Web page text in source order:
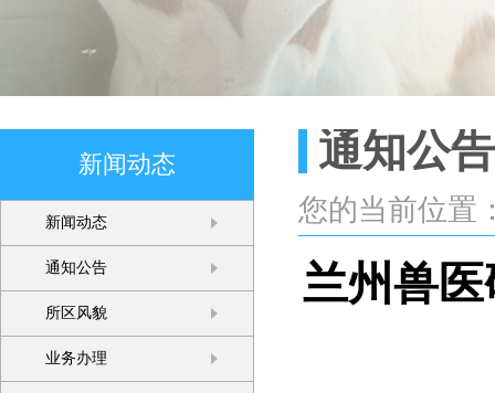
新闻动态
新闻动态
通知公告
所区风貌
业务办理
通知公告
您的当前位置
兰州兽